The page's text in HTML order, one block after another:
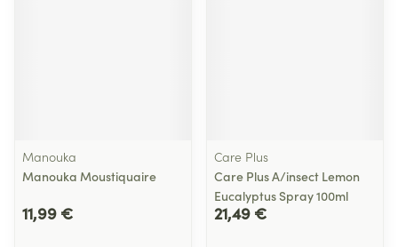
Manouka
Manouka Moustiquaire
11,99 €
Care Plus
Care Plus A/insect Lemon
Eucalyptus Spray 100ml
21,49 €